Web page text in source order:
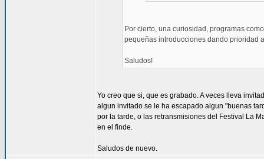
Por cierto, una curiosidad, programas
pequeñas introducciones dando prioridad
Saludos!
Yo creo que si, que es grabado. A veces lleva
algun invitado se le ha escapado algun "buenas
por la tarde, o las retransmisiones del Festival La
en el finde.
Saludos de nuevo.